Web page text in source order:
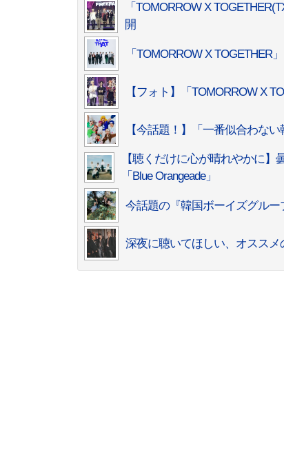
「TOMORROW X
開
「TOMORROW X
【フォト】「TOMORROW X
【今話題！】「一番似合わな
【聴くだけに心が晴れやかに】
「Blue Orangeade」
今話題の『韓国ボーイズグル
深夜に聴いてほしい、オススメ